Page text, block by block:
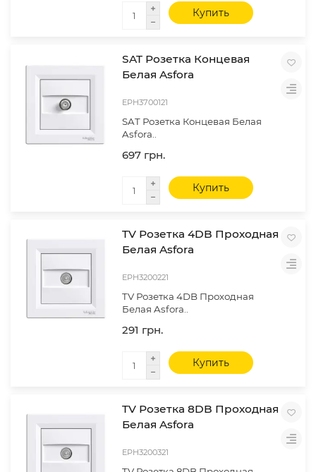
Купить
SAT Розетка Концевая
Белая Asfora
EPH3700121
SAT Розетка Концевая Белая
Asfora..
697 грн.
Купить
TV Розетка 4DB Проходная
Белая Asfora
EPH3200221
TV Розетка 4DB Проходная
Белая Asfora..
291 грн.
Купить
TV Розетка 8DB Проходная
Белая Asfora
EPH3200321